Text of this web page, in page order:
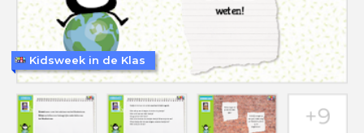
Kidsweek in de Klas